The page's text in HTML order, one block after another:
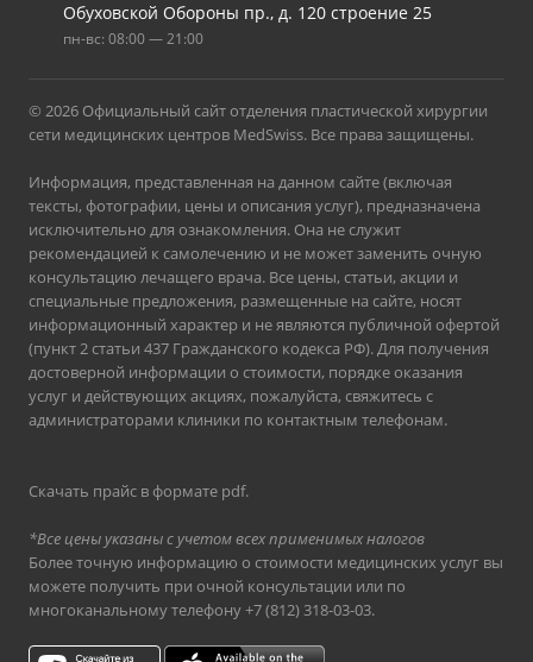
Обуховской Обороны пр., д. 120 строение 25
пн-вс: 08:00 — 21:00
© 2026 Официальный сайт отделения пластической хирургии
сети медицинских центров MedSwiss. Все права защищены.
Информация, представленная на данном сайте (включая
тексты, фотографии, цены и описания услуг), предназначена
исключительно для ознакомления. Она не служит
рекомендацией к самолечению и не может заменить очную
консультацию лечащего врача. Все цены, статьи, акции и
специальные предложения, размещенные на сайте, носят
информационный характер и не являются публичной офертой
(пункт 2 статьи 437 Гражданского кодекса РФ). Для получения
достоверной информации о стоимости, порядке оказания
услуг и действующих акциях, пожалуйста, свяжитесь с
администраторами клиники по контактным телефонам.
Скачать прайс в формате pdf.
*Все цены указаны с учетом всех применимых налогов
Более точную информацию о стоимости медицинских услуг вы
можете получить при очной консультации или по
многоканальному телефону+7 (812) 318-03-03.